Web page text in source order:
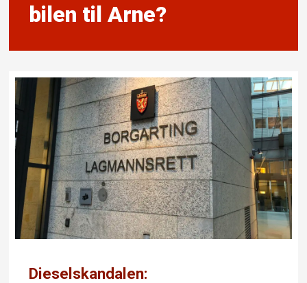
bilen til Arne?
Dieselskandalen: